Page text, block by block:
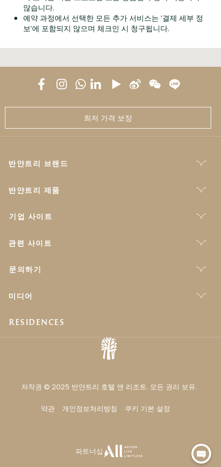
않습니다.
예약 과정에서 선택한 모든 추가 서비스는 '결제 세부 정
보'에 포함되지 않으며 체크인 시 청구됩니다.
최저 가격 보장
반얀트리 브랜드
반얀트리 제품
기업 사이트
관련 사이트
문의하기
미디어
RESIDENCES
저작권 © 2025 반얀트리 호텔 앤 리조트. 모든 권리 보유.
약관 개인정보처리방침 쿠키 기본 설정
파트너십